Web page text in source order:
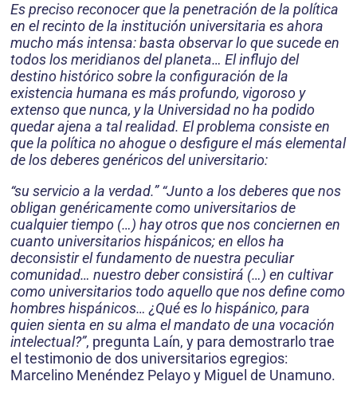
Es preciso reconocer que la penetración de la política
en el recinto de la institución universitaria es ahora
mucho más intensa: basta observar lo que sucede en
todos los meridianos del planeta… El influjo del
destino histórico sobre la configuración de la
existencia humana es más profundo, vigoroso y
extenso que nunca, y la Universidad no ha podido
quedar ajena a tal realidad. El problema consiste en
que la política no ahogue o desfigure el más elemental
de los deberes genéricos del universitario:
“su servicio a la verdad.” “Junto a los deberes que nos
obligan genéricamente como universitarios de
cualquier tiempo (…) hay otros que nos conciernen en
cuanto universitarios hispánicos; en ellos ha
deconsistir el fundamento de nuestra peculiar
comunidad… nuestro deber consistirá (…) en cultivar
como universitarios todo aquello que nos define como
hombres hispánicos… ¿Qué es lo hispánico, para
quien sienta en su alma el mandato de una vocación
intelectual?”, pregunta Laín, y para demostrarlo trae
el testimonio de dos universitarios egregios:
Marcelino Menéndez Pelayo y Miguel de Unamuno.